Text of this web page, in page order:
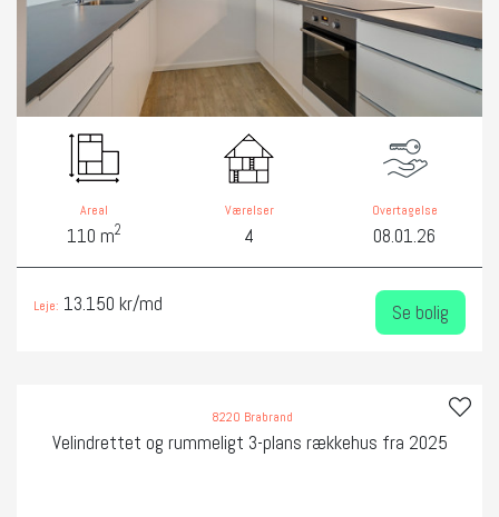
Areal
110 m2
Værelser
4
Overtagelse
08.01.26
Leje: 13.150 kr/md Se bolig
8220 Brabrand
Velindrettet og rummeligt 3-plans rækkehus fra 2025